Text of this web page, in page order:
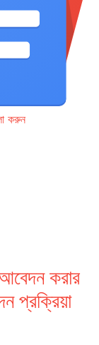
করুন
করার
প্রক্রিয়া